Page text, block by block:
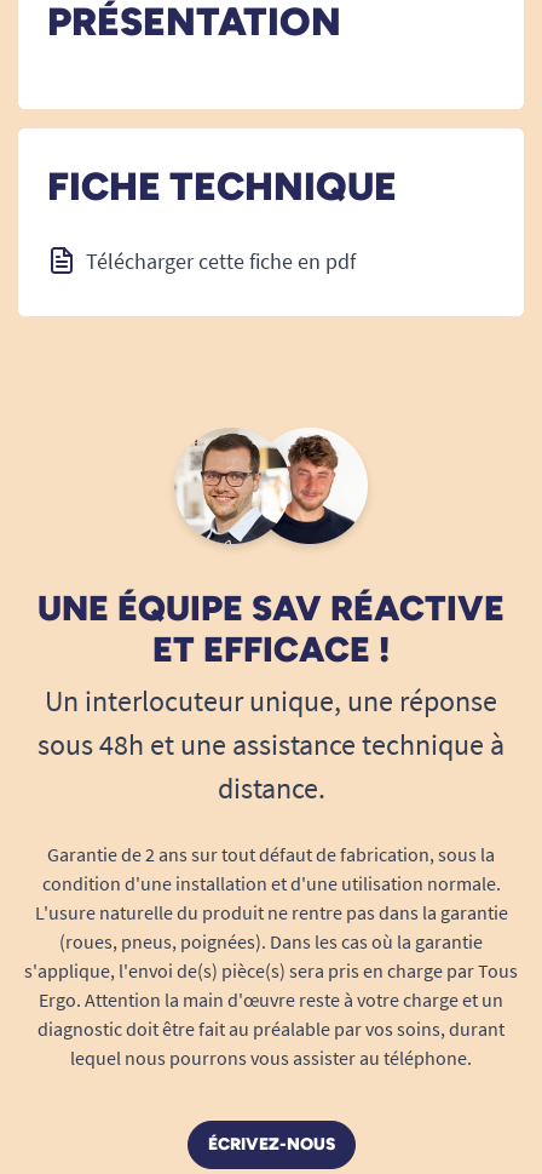
PRÉSENTATION
FICHE TECHNIQUE
Télécharger cette fiche en pdf
UNE ÉQUIPE SAV RÉACTIVE
ET EFFICACE !
Un interlocuteur unique, une réponse
sous 48h et une assistance technique à
distance.
Garantie de 2 ans sur tout défaut de fabrication, sous la
condition d'une installation et d'une utilisation normale.
L'usure naturelle du produit ne rentre pas dans la garantie
(roues, pneus, poignées). Dans les cas où la garantie
s'applique, l'envoi de(s) pièce(s) sera pris en charge par Tous
Ergo. Attention la main d'œuvre reste à votre charge et un
diagnostic doit être fait au préalable par vos soins, durant
lequel nous pourrons vous assister au téléphone.
ÉCRIVEZ-NOUS